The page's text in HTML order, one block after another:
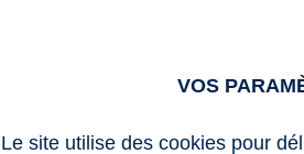
effet, le Gouvernement
de droit commun soumise à
(juridique, judiciaire ou
VOS
Le site utilise des cookies pour